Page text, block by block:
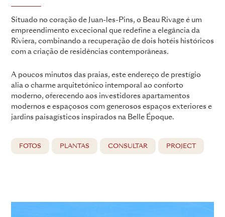
Situado no coração de Juan-les-Pins, o Beau Rivage é um
empreendimento excecional que redefine a elegância da
Riviera, combinando a recuperação de dois hotéis históricos
com a criação de residências contemporâneas.
A poucos minutos das praias, este endereço de prestígio
alia o charme arquitetónico intemporal ao conforto
moderno, oferecendo aos investidores apartamentos
modernos e espaçosos com generosos espaços exteriores e
jardins paisagísticos inspirados na Belle Époque.
FOTOS PLANTAS CONSULTAR PROJECT